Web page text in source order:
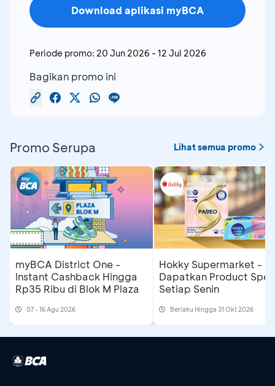
Download aplikasi myBCA
Periode promo: 20 Jun 2026 - 12 Jul 2026
Bagikan promo ini
Promo Serupa Lihat semua promo
myBCA District One -
Instant Cashback Hingga
Rp35 Ribu di Blok M Plaza
07 - 16 Agu 2026
Hokky Supermarket -
Dapatkan Product
Setiap Senin
Berlaku Hingga 31 Okt 2026